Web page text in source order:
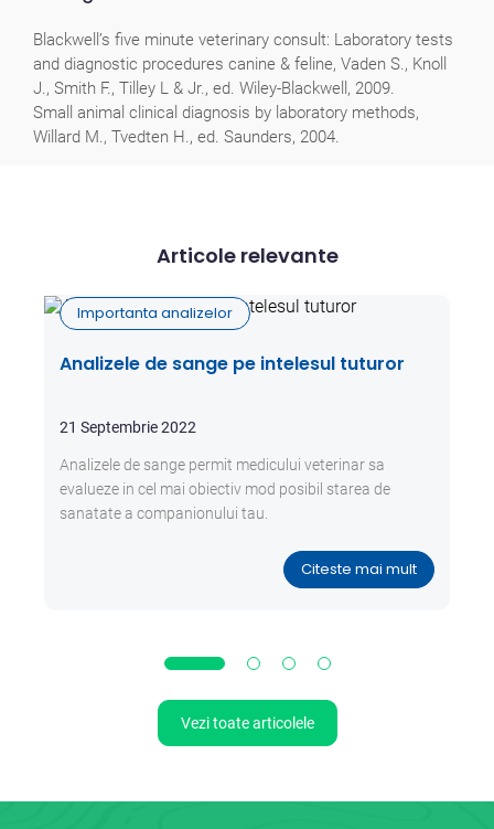
Blackwell’s five minute veterinary consult: Laboratory tests
and diagnostic procedures canine & feline, Vaden S., Knoll
J., Smith F., Tilley L & Jr., ed. Wiley-Blackwell, 2009.
Small animal clinical diagnosis by laboratory methods,
Willard M., Tvedten H., ed. Saunders, 2004.
Articole relevante
Importanta analizelor
Analizele de sange pe intelesul tuturor
21 Septembrie 2022
Analizele de sange permit medicului veterinar sa
evalueze in cel mai obiectiv mod posibil starea de
sanatate a companionului tau.
Citeste mai mult
Vezi toate articolele